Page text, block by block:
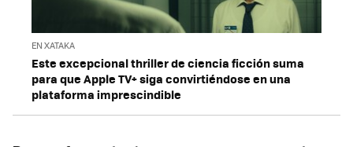
EN XATAKA
Este excepcional thriller de ciencia ficción suma
para que Apple TV+ siga convirtiéndose en una
plataforma imprescindible